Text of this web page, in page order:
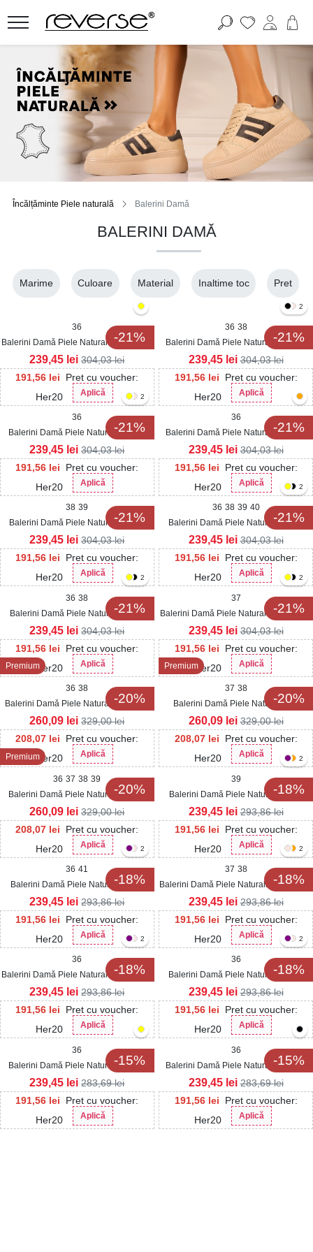
Încălțăminte Piele naturală Balerini Damǎ
BALERINI DAMǍ
Marime Culoare Material Inaltime toc Pret
-21%
36
Balerini Damǎ Piele Naturala Portocaliu
Amyra
191,56 lei
Pret cu voucher:
Her20
Aplică
239,45 lei 304,03lei
-21%
2
36 38
Balerini Damǎ Piele Naturala Galben
Margaux
191,56 lei
Pret cu voucher:
Her20
Aplică
239,45 lei 304,03lei
-21%
2
36
Balerini Damǎ Piele Naturala Negru
Margaux
191,56 lei
Pret cu voucher:
Her20
Aplică
239,45 lei 304,03lei
-21%
36
Balerini Damǎ Piele Naturala Galben
Amyra
191,56 lei
Pret cu voucher:
Her20
Aplică
239,45 lei 304,03lei
-21%
38 39
Balerini Damǎ Piele Naturala Verde
Patricia
191,56 lei
Pret cu voucher:
Her20
Aplică
239,45 lei 304,03lei
-21%
2
36 38 39 40
Balerini Damǎ Piele Naturala Verde
Margaux
191,56 lei
Pret cu voucher:
Her20
Aplică
239,45 lei 304,03lei
-21%
2
36 38
Balerini Damǎ Piele Naturala Nude
Margaux
191,56 lei
Pret cu voucher:
Her20
Aplică
239,45 lei 304,03lei
-21%
2
37
Balerini Damǎ Piele Naturala Portocaliu
Margaux
191,56 lei
Pret cu voucher:
Her20
Aplică
239,45 lei 304,03lei
Premium
-20%
36 38
Balerini Damǎ Piele Naturala Intoarsa
Negru Cylus
208,07 lei
Pret cu voucher:
Her20
Aplică
260,09 lei 329,00lei
Premium
-20%
37 38
Balerini Damǎ Piele Naturala Bej
Zandra
208,07 lei
Pret cu voucher:
Her20
Aplică
260,09 lei 329,00lei
Premium
-20%
36 37 38 39
Balerini Damǎ Piele Naturala Negru
Zandra
208,07 lei
Pret cu voucher:
Her20
Aplică
260,09 lei 329,00lei
-18%
2
39
Balerini Damǎ Piele Naturala Nude
Giulia
191,56 lei
Pret cu voucher:
Her20
Aplică
239,45 lei 293,86lei
-18%
2
36 41
Balerini Damǎ Piele Naturala Rosu
Giulia
191,56 lei
Pret cu voucher:
Her20
Aplică
239,45 lei 293,86lei
-18%
2
37 38
Balerini Damǎ Piele Naturala Mov Giulia
191,56 lei
Pret cu voucher:
Her20
Aplică
239,45 lei 293,86lei
-18%
2
36
Balerini Damǎ Piele Naturala Portocaliu
Giulia
191,56 lei
Pret cu voucher:
Her20
Aplică
239,45 lei 293,86lei
-18%
2
36
Balerini Damǎ Piele Naturala Verde
Giulia
191,56 lei
Pret cu voucher:
Her20
Aplică
239,45 lei 293,86lei
-15%
36
Balerini Damǎ Piele Naturala Negru
Nathaly
191,56 lei
Pret cu voucher:
Her20
Aplică
239,45 lei 283,69lei
-15%
36
Balerini Damǎ Piele Naturala Galben
Nathaly
191,56 lei
Pret cu voucher:
Her20
Aplică
239,45 lei 283,69lei